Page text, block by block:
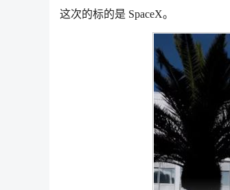
这次的标的是 SpaceX。